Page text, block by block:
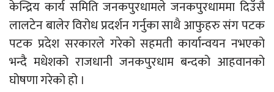
केन्द्रिय कार्य समिति जनकपुरधामले जनकपुरधाममा दिउँसै
लालटेन बालेर विरोध प्रदर्शन गर्नुका साथै आफुहरु संग पटक
पटक प्रदेश सरकारले गरेको सहमती कार्यान्वयन नभएको
भन्दै मधेशको राजधानी जनकपुरधाम बन्दको आहवानको
घोषणा गरेको हो ।